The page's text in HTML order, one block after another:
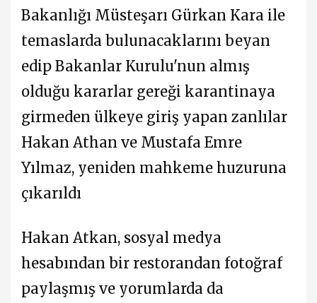
Bakanlığı Müsteşarı Gürkan Kara ile
temaslarda bulunacaklarını beyan
edip Bakanlar Kurulu'nun almış
olduğu kararlar gereği karantinaya
girmeden ülkeye giriş yapan zanlılar
Hakan Athan ve Mustafa Emre
Yılmaz, yeniden mahkeme huzuruna
çıkarıldı
Hakan Atkan, sosyal medya
hesabından bir restorandan fotoğraf
paylaşmış ve yorumlarda da